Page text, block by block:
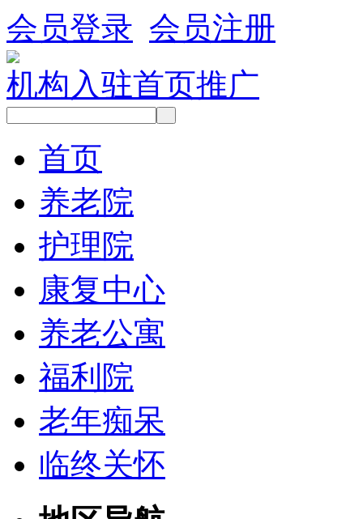
会员登录 会员注册
机构入驻首页推广
首页
养老院
护理院
康复中心
养老公寓
福利院
老年痴呆
临终关怀